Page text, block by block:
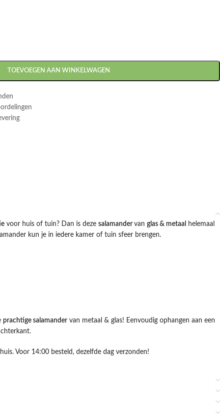
TOEVOEGEN AAN WINKELWAGEN
voor huis of tuin? Dan is deze salamander van glas & metaal
helemaal
kun je in iedere kamer of tuin sfeer brengen.
prachtige salamander van metaal & glas! Eenvoudig ophangen aan een
Voor 14:00 besteld, dezelfde dag verzonden!